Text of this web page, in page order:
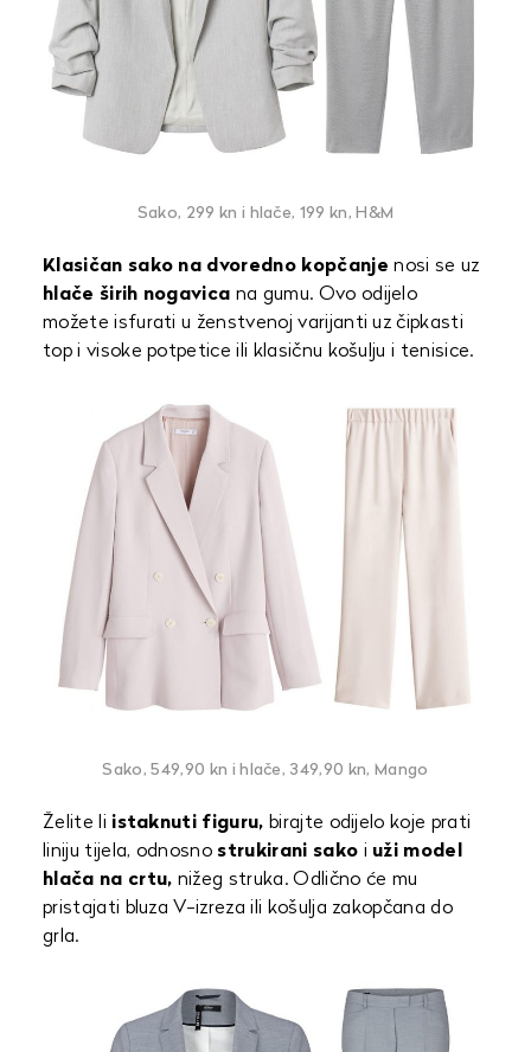
Sako, 299 kn i hlače, 199 kn, H&M
Klasičan sako na dvoredno kopčanje nosi se uz
hlače širih nogavica na gumu. Ovo odijelo
možete isfurati u ženstvenoj varijanti uz čipkasti
top i visoke potpetice ili klasičnu košulju i tenisice.
Sako, 549,90 kn i hlače, 349,90 kn, Mango
Želite li istaknuti figuru, birajte odijelo koje prati
liniju tijela, odnosno strukirani sako i uži model
hlača na crtu, nižeg struka. Odlično će mu
pristajati bluza V-izreza ili košulja zakopčana do
grla.